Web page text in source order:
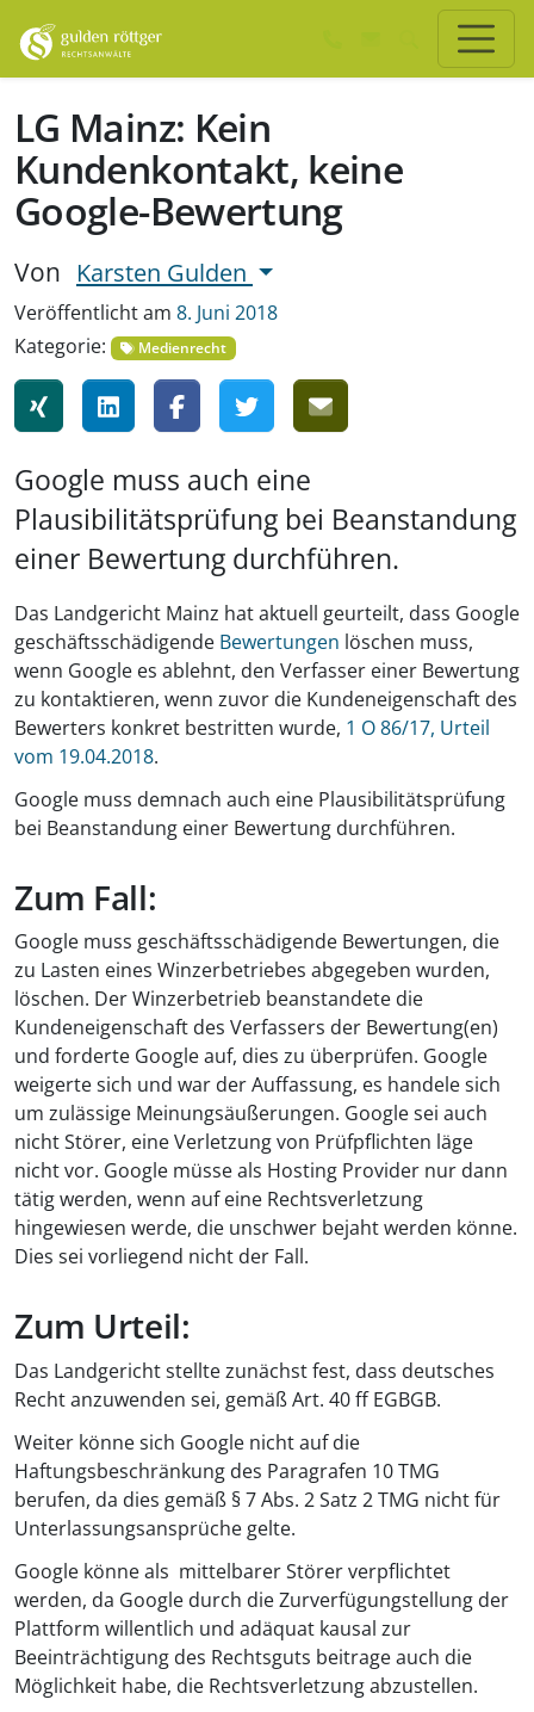
LG Mainz: Kein
Kundenkontakt, keine
Google-Bewertung
Von Karsten Gulden
Veröffentlicht am 8. Juni 2018
Kategorie:
Medienrecht
Google muss auch eine
Plausibilitätsprüfung bei Beanstandung
einer Bewertung durchführen.
Das Landgericht Mainz hat aktuell geurteilt, dass Google
geschäftsschädigende Bewertungen löschen muss,
wenn Google es ablehnt, den Verfasser einer Bewertung
zu kontaktieren, wenn zuvor die Kundeneigenschaft des
Bewerters konkret bestritten wurde, 1 O 86/17, Urteil
vom 19.04.2018.
Google muss demnach auch eine Plausibilitätsprüfung
bei Beanstandung einer Bewertung durchführen.
Zum Fall:
Google muss geschäftsschädigende Bewertungen, die
zu Lasten eines Winzerbetriebes abgegeben wurden,
löschen. Der Winzerbetrieb beanstandete die
Kundeneigenschaft des Verfassers der Bewertung(en)
und forderte Google auf, dies zu überprüfen. Google
weigerte sich und war der Auffassung, es handele sich
um zulässige Meinungsäußerungen. Google sei auch
nicht Störer, eine Verletzung von Prüfpflichten läge
nicht vor. Google müsse als Hosting Provider nur dann
tätig werden, wenn auf eine Rechtsverletzung
hingewiesen werde, die unschwer bejaht werden könne.
Dies sei vorliegend nicht der Fall.
Zum Urteil:
Das Landgericht stellte zunächst fest, dass deutsches
Recht anzuwenden sei, gemäß Art. 40 ff EGBGB.
Weiter könne sich Google nicht auf die
Haftungsbeschränkung des Paragrafen 10 TMG
berufen, da dies gemäß § 7 Abs. 2 Satz 2 TMG nicht für
Unterlassungsansprüche gelte.
Google könne als mittelbarer Störer verpflichtet
werden, da Google durch die Zurverfügungstellung der
Plattform willentlich und adäquat kausal zur
Beeinträchtigung des Rechtsguts beitrage auch die
Möglichkeit habe, die Rechtsverletzung abzustellen.